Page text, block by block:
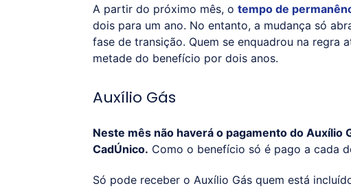
A partir do próximo mês, o tempo de
dois para um ano. No entanto, a mudança só
fase de transição. Quem se enquadrou na regra
metade do benefício por dois anos.
Auxílio Gás
Neste mês não haverá o pagamento do Auxílio
CadÚnico. Como o benefício só é pago a cada
Só pode receber o Auxílio Gás quem está